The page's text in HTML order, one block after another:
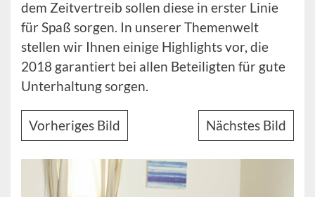
dem Zeitvertreib sollen diese in erster Linie
für Spaß sorgen. In unserer Themenwelt
stellen wir Ihnen einige Highlights vor, die
2018 garantiert bei allen Beteiligten für gute
Unterhaltung sorgen.
Vorheriges Bild Nächstes Bild